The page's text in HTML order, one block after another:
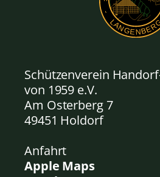
Schützenverein
von 1959 e.V.
Am Osterberg 7
49451 Holdorf
Anfahrt
Apple Maps